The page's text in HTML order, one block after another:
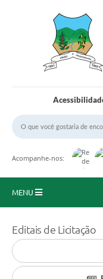
Acompanhe-nos:
MENU
O Município
A Prefeitura
Editais de Licitação